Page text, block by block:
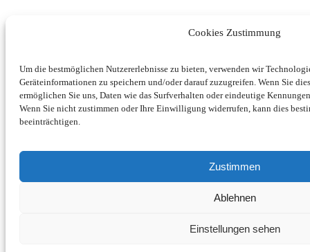
Cookies Zustimmung
Um die bestmöglichen Nutzererlebnisse zu bieten, verwenden wir
Geräteinformationen zu speichern und/oder darauf zuzugreifen. Wenn Sie
ermöglichen Sie uns, Daten wie das Surfverhalten oder eindeutige
Wenn Sie nicht zustimmen oder Ihre Einwilligung widerrufen, kann dies
beeinträchtigen.
Zustimmen
Ablehnen
Einstellungen sehen